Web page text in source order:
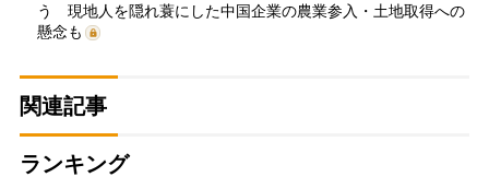
う 現地人を隠れ蓑にした中国企業の農業参入・土地取得への
懸念も
関連記事
ランキング